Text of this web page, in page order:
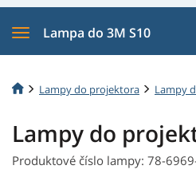
Lampa do 3M S10
Lampy do projektora Lampy
Lampy do
Produktové číslo lampy: 78-